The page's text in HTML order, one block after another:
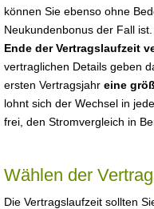
können Sie ebenso ohne
Neukundenbonus der Fall
Ende der Vertragslaufzeit
vertraglichen Details geben
ersten Vertragsjahr eine
lohnt sich der Wechsel in
frei, den Stromvergleich in
Wählen der
Die Vertragslaufzeit sollten